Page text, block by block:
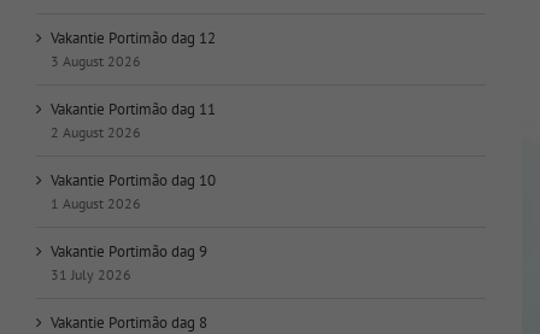
Vakantie Portimão dag 12
3 August 2026
Vakantie Portimão dag 11
2 August 2026
Vakantie Portimão dag 10
1 August 2026
Vakantie Portimão dag 9
31 July 2026
Vakantie Portimão dag 8